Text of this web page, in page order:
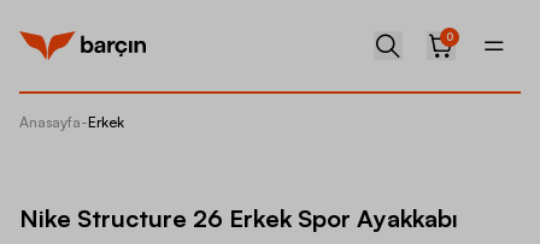
0
Anasayfa-Erkek
Nike Structure 26 Erkek Spor Ayakkabı